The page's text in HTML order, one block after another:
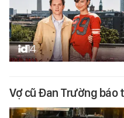
Vợ cũ Đan Trường báo